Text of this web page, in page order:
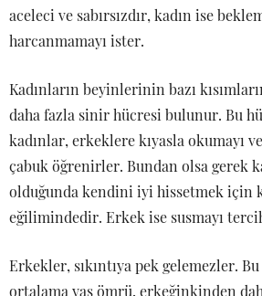
aceleci ve sabırsızdır, kadın ise
harcanmamayı ister.
Kadınların beyinlerinin bazı
daha fazla sinir hücresi bulunur. Bu
kadınlar, erkeklere kıyasla okumayı
çabuk öğrenirler. Bundan olsa gerek
olduğunda kendini iyi hissetmek için
eğilimindedir. Erkek ise susmayı
Erkekler, sıkıntıya pek gelemezler.
ortalama yaş ömrü, erkeğinkinden